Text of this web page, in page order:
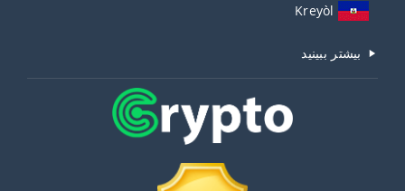
Kreyòl
بیشتر ببینید